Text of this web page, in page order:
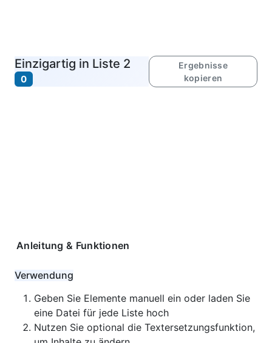
Einzigartig in Liste 2
0
Ergebnisse
kopieren
Anleitung & Funktionen
Verwendung
Geben Sie Elemente manuell ein oder laden Sie
eine Datei für jede Liste hoch
Nutzen Sie optional die Textersetzungsfunktion,